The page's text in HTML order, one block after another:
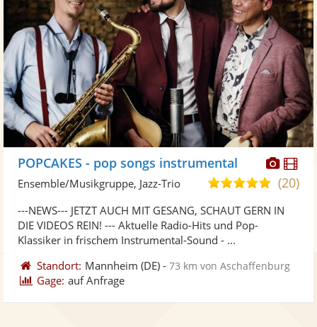
Fotos
POPCAKES - pop songs instrumental
5,0
5
(20)
Ensemble/Musikgruppe, Jazz-Trio
---NEWS--- JETZT AUCH MIT GESANG, SCHAUT GERN IN
DIE VIDEOS REIN! --- Aktuelle Radio-Hits und Pop-
Klassiker in frischem Instrumental-Sound - ...
Standort: Mannheim (DE) -73 km von Aschaffenburg
Gage: auf Anfrage